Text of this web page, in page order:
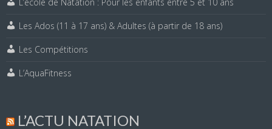
Les Ados (11 à 17 ans) & Adultes (à partir de 18 ans)
Les Compétitions
L’AquaFitness
L’ACTU NATATION